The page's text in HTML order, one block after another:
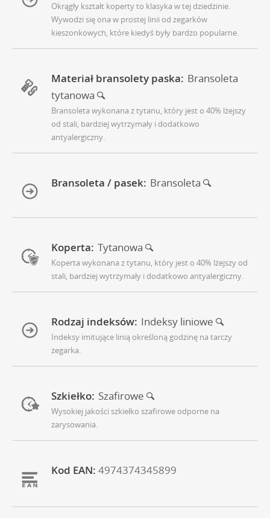
Okrągły kształt koperty to klasyka w tej dziedzinie.
Wywodzi się ona w prostej linii od zegarków
kieszonkowych, które kiedyś były bardzo popularne.
Materiał bransolety paska: Bransoleta
tytanowa
Bransoleta wykonana z tytanu, który jest o 40% lżejszy
od stali, bardziej wytrzymały i dodatkowo
antyalergiczny.
Bransoleta / pasek: Bransoleta
Koperta: Tytanowa
Koperta wykonana z tytanu, który jest o 40% lżejszy od
stali, bardziej wytrzymały i dodatkowo antyalergiczny.
Rodzaj indeksów: Indeksy liniowe
Indeksy imitujące linią określoną godzinę na tarczy
zegarka.
Szkiełko: Szafirowe
Wysokiej jakości szkiełko szafirowe odporne na
zarysowania.
Kod EAN: 4974374345899